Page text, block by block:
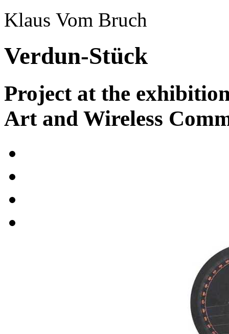
Klaus Vom Bruch
Verdun-Stück
Project at the
Art and Wireless